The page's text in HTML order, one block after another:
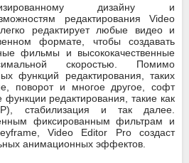
дизайну и
редактирования Video
редактирует любые видео и
формате, чтобы создавать
фильмы и высококачественные
скоростью. Помимо
функций редактирования, таких
поворот и многое другое, софт
редактирования, такие как
стабилизация и так далее.
фиксированным фильтрам и
Video Editor Pro создаст
анимационных эффектов.